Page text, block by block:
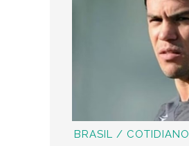
BRASIL / COTIDIANO